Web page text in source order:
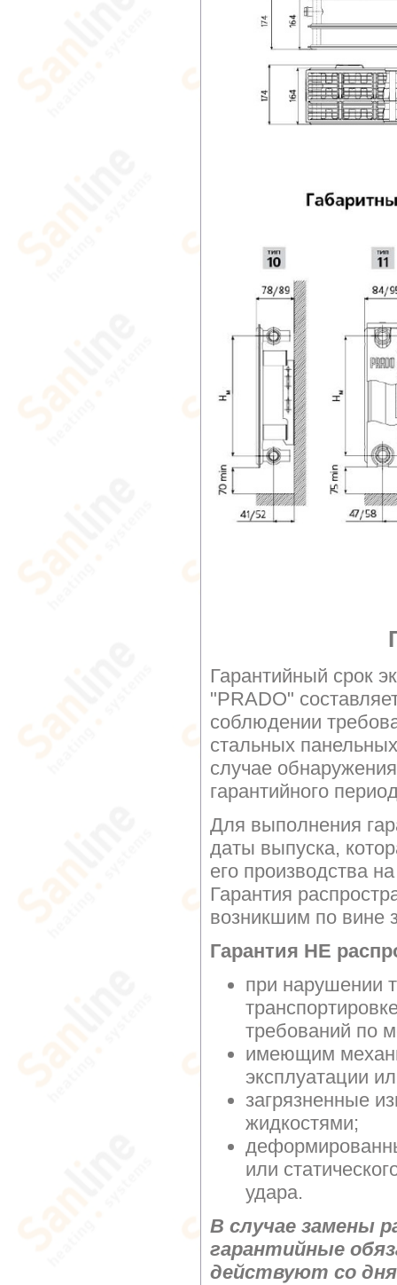
Гарантийный срок
"PRADO"
соблюдении
стальных
случае
гарантийного
Для выполнения
даты выпуска,
его производства
Гарантия
возникшим по вине
Гарантия НЕ
при нарушении
требований по
имеющим
эксплуатации
загрязненные
жидкостями;
или
удара.
В случае замены
гарантийные
действуют со